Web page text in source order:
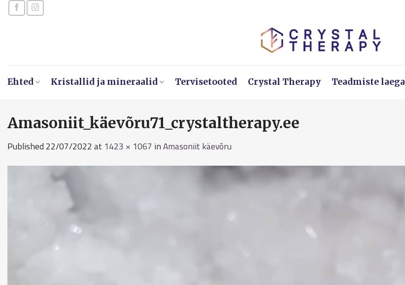
Skip
Ehted Kristallid ja mineraalid Tervisetooted Crystal Therapy Teadmiste
Amasoniit_käevõru71_crystaltherapy.ee
Published 22/07/2022 at 1423 × 1067 inAmasoniit käevõru